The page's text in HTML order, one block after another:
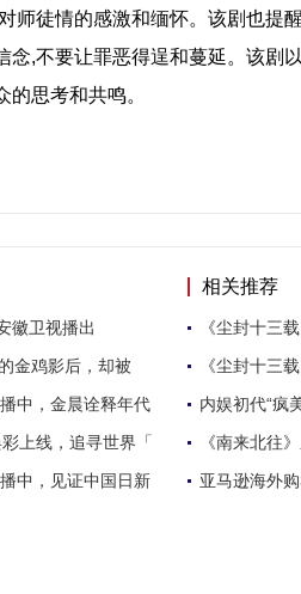
师徒情的感激和缅怀。该剧也提
念,不要让罪恶得逞和蔓延。该剧
思考和共鸣。
徽卫视播出
金鸡影后，却被
中，金晨诠释年代
上线，追寻世界「
中，见证中国日新
相关推荐
《尘封十三
《尘封十三
内娱初代“疯
《南来北往
亚马逊海外